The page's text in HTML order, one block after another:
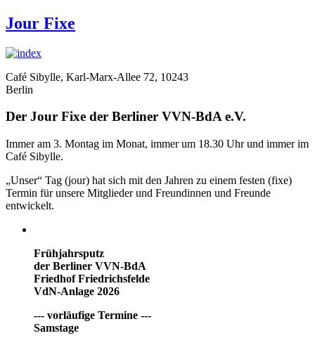
Jour Fixe
Café Sibylle, Karl-Marx-Allee 72, 10243
Berlin
Der Jour Fixe der Berliner VVN-BdA e.V.
Immer am 3. Montag im Monat, immer um 18.30 Uhr und immer im
Café Sibylle.
„Unser“ Tag (jour) hat sich mit den Jahren zu einem festen (fixe)
Termin für unsere Mitglieder und Freundinnen und Freunde
entwickelt.
Frühjahrsputz
der Berliner VVN-BdA
Friedhof Friedrichsfelde
VdN-Anlage 2026
--- vorläufige Termine ---
Samstage